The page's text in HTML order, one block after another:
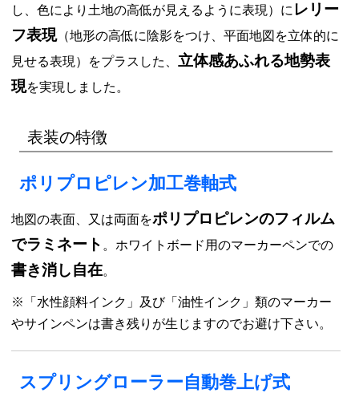
し、色により土地の高低が見えるように表現）にレリー
フ表現（地形の高低に陰影をつけ、平面地図を立体的に
見せる表現）をプラスした、立体感あふれる地勢表
現を実現しました。
表装の特徴
ポリプロピレン加工巻軸式
地図の表面、又は両面をポリプロピレンのフィルム
でラミネート 。ホワイトボード用のマーカーペンでの
書き消し自在。
※「水性顔料インク」及び「油性インク」類のマーカー
やサインペンは書き残りが生じますのでお避け下さい。
スプリングローラー自動巻上げ式